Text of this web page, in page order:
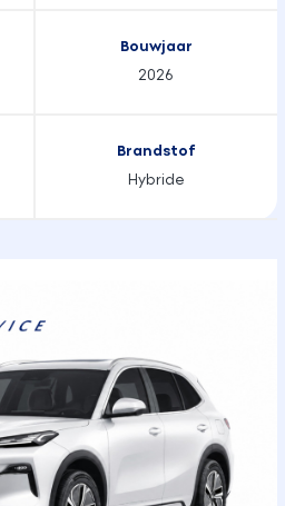
Bouwjaar
2026
Brandstof
Hybride